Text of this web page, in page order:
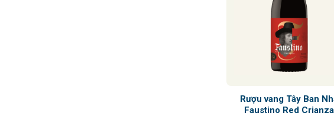
Rượu vang Tây Ban
Faustino Red Crianza